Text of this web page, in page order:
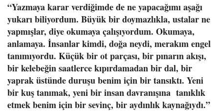
“Yazmaya karar verdiğimde de ne yapacağımı aşağı
yukarı biliyordum. Büyük bir doymazlıkla, ustalar ne
yapmışlar, diye okumaya çalışıyordum. Okumaya,
anlamaya. İnsanlar kimdi, doğa neydi, merakım engel
tanımıyordu. Küçük bir ot parçası, bir pınarın akışı,
bir kelebeğin saatlerce kıpırdamadan bir dal, bir
yaprak üstünde duruşu benim için bir tansıktı. Yeni
bir kuş tanımak, yeni bir insan davranışına tanıklık
etmek benim için bir sevinç, bir aydınlık kaynağıydı.”